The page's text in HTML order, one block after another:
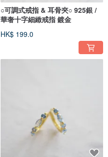
○可調式戒指 & 耳骨夾○ 925銀 /
華奢十字細緻戒指 鍍金
HK$ 199.0